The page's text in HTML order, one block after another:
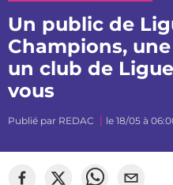
Un public de
Champions,
un club de
vous
Publié par REDAC le 18/05 à